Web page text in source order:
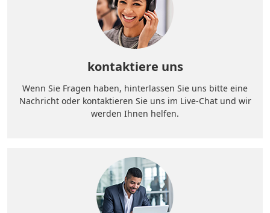
kontaktiere uns
Wenn Sie Fragen haben, hinterlassen Sie uns bitte eine
Nachricht oder kontaktieren Sie uns im Live-Chat und wir
werden Ihnen helfen.